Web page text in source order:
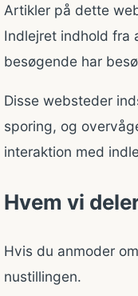
Artikler på dette
Indlejret indhold fra
besøgende har
Disse websteder
sporing, og
interaktion med
Hvem vi
Hvis du anmoder
nustillingen.